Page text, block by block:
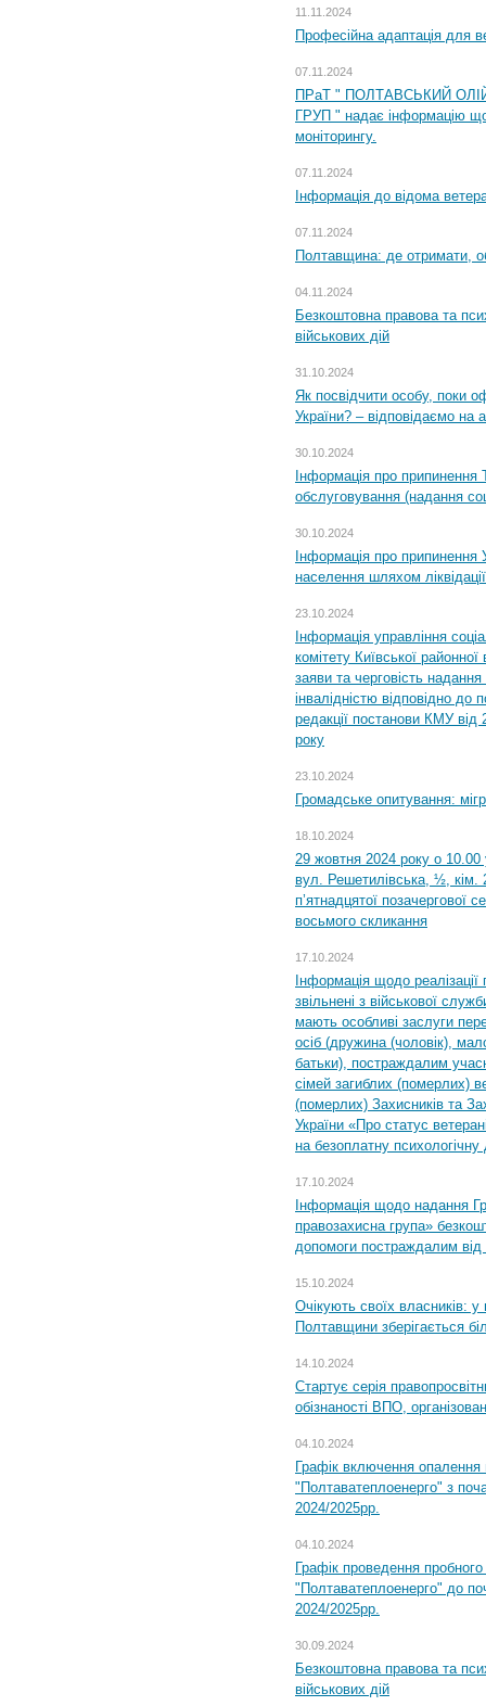
11.11.2024
Професійна адаптація для
07.11.2024
ПРаТ " ПОЛТАВСЬКИЙ
ГРУП " надає інформацію
моніторингу.
07.11.2024
Інформація до відома
07.11.2024
Полтавщина: де отримати,
04.11.2024
Безкоштовна правова та
військових дій
31.10.2024
Як посвідчити особу, поки
України? – відповідаємо на
30.10.2024
Інформація про припинення
обслуговування (надання
30.10.2024
Інформація про припинення
населення шляхом ліквідації
23.10.2024
Інформація управління
комітету Київської
заяви та черговість надання
інвалідністю відповідно
редакції постанови КМУ
року
23.10.2024
Громадське опитування:
18.10.2024
29 жовтня 2024 року о 10.00
вул. Решетилівська, ½, кім.
п’ятнадцятої позачергової
восьмого скликання
17.10.2024
Інформація щодо
звільнені з військової
мають особливі заслуги
осіб (дружина (чоловік),
батьки), постраждалим
сімей загиблих (померлих)
(померлих) Захисників та
України «Про статус
на безоплатну психологічну
17.10.2024
Інформація щодо надання
правозахисна група»
допомоги постраждалим від
15.10.2024
Очікують своїх власників: у
Полтавщини зберігається
14.10.2024
Стартує серія
обізнаності ВПО,
04.10.2024
Графік включення
"Полтаватеплоенерго" з
2024/2025рр.
04.10.2024
Графік проведення
"Полтаватеплоенерго" до
2024/2025рр.
30.09.2024
Безкоштовна правова та
військових дій